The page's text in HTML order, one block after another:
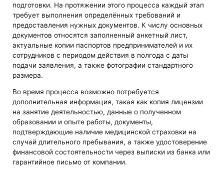
подготовки. На протяжении этого процесса каждый этап
требует выполнения определённых требований и
предоставления нужных документов. К числу основных
документов относятся заполненный анкетный лист,
актуальные копии паспортов предпринимателей и их
сотрудников с периодом действия в полгода с даты
подачи заявления, а также фотографии стандартного
размера.
Во время процесса возможно потребуется
дополнительная информация, такая как копия лицензии
на занятие деятельностью, данные о полученном
образовании и опыте работы, документы,
подтверждающие наличие медицинской страховки на
случай длительного пребывания, а также удостоверение
финансовой состоятельности через выписки из банка или
гарантийное письмо от компании.